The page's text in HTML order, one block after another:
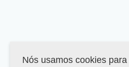
Nós usamos cookies